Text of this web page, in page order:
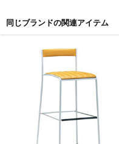
同じブランドの関連アイテム